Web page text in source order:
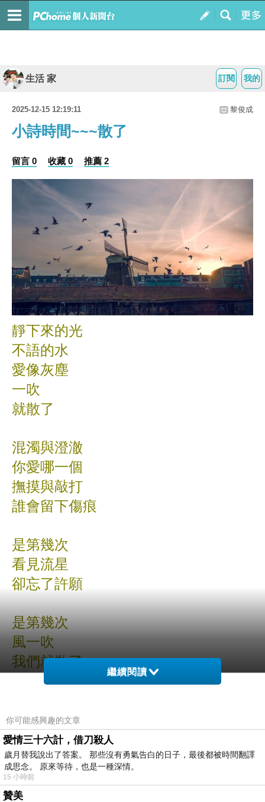
我的
訂閱
生活 家
2025-12-15 12:19:11 黎俊成
小詩時間~~~散了
留言 0 收藏 0 推薦 2
靜下來的光
不語的水
愛像灰塵
一吹
就散了
混濁與澄澈
你愛哪一個
撫摸與敲打
誰會留下傷痕
是第幾次
看見流星
卻忘了許願
是第幾次
風一吹
我們就散了
上一篇：小詩時間~~~心與心擁抱就成了我們
下一篇：
繼續閱讀
你可能感興趣的文章
愛情三十六計，借刀殺人
歲月替我說出了答案。 那些沒有勇氣告白的日子，最後都被時間翻譯
成思念。 原來等待，也是一種深情。
15 小時前
贊美